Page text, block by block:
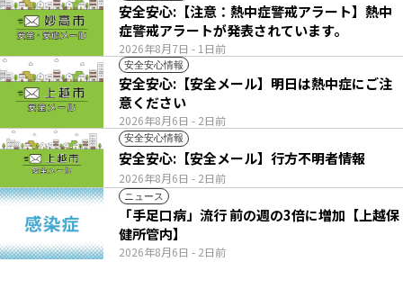
2026年8月7日 - 1日前
安全安心:【注意：熱中症警戒アラート】熱中
症警戒アラートが発表されています。
安全安心情報
2026年8月6日 - 2日前
安全安心:【安全メール】明日は熱中症にご注
意ください
安全安心情報
2026年8月6日 - 2日前
安全安心:【安全メール】行方不明者情報
ニュース
2026年8月6日 - 2日前
「手足口病」流行 前の週の3倍に増加【上越保
健所管内】